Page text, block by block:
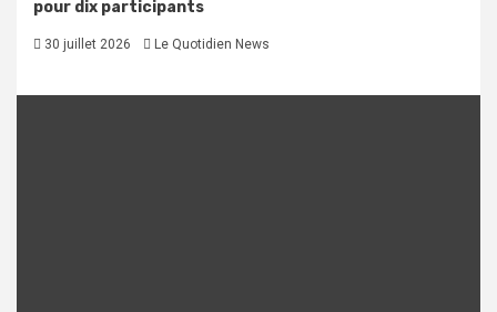
pour dix participants
30 juillet 2026 Le Quotidien News